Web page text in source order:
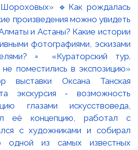
🔹Как рождалась
произведения можно увидеть
и Астаны? Какие истории
фотографиями, эскизами
▫️ «Кураторский тур.
поместились в экспозицию»
выставки Оксана Танская
экскурсия - возможность
глазами искусствоведа,
её концепцию, работал с
с художниками и собирал
одной из самых известных